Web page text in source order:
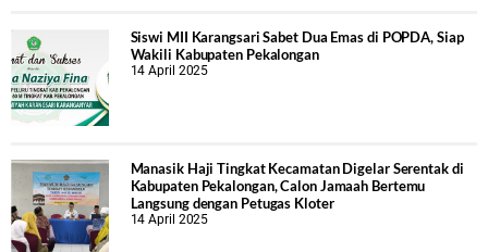
Siswi MII Karangsari Sabet Dua Emas di POPDA, Siap
Wakili Kabupaten Pekalongan
14 April 2025
Manasik Haji Tingkat Kecamatan Digelar Serentak di
Kabupaten Pekalongan, Calon Jamaah Bertemu
Langsung dengan Petugas Kloter
14 April 2025